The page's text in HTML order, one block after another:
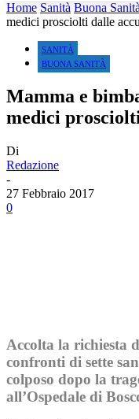
Home Sanità Buona Sanità
medici prosciolti dalle
SANITÀ
BUONA SANITÀ
Mamma e
medici
Di
Redazione
-
27 Febbraio 2017
0
Accolta la richiesta
confronti di sette
colposo dopo la
all’Ospedale di